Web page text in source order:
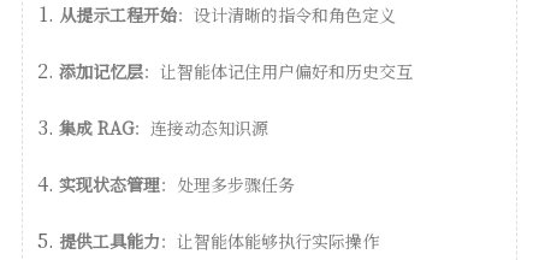
从提示工程开始：设计清晰的指令和角色定义
添加记忆层：让智能体记住用户偏好和历史交互
集成 RAG：连接动态知识源
实现状态管理：处理多步骤任务
提供工具能力：让智能体能够执行实际操作